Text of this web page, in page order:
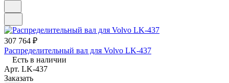
307 764 ₽
Распределительный вал для Volvo LK-437
Есть в наличии
Арт. LK-437
Заказать